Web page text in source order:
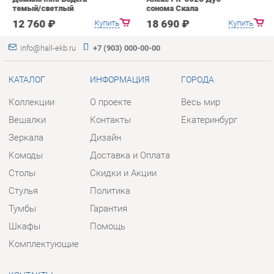
Коллекции
Зеркала
Стулья
Тумбы
Шкафы
Комплектующие
О проекте
Дизайн
Политика
Гарантия
Помощь
Весь мир
КОНТАКТЫ
Шоурум и склад самовывоза
Адрес: г. Екатеринбург, пер.
Базовый, 47